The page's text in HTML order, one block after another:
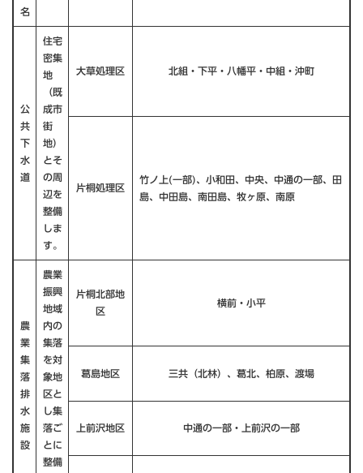
名
公
共
下
水
道
住宅
密集
地
（既
成市
街
地）
とそ
の周
辺を
整備
しま
す。
大草処理区 北組・下平・八幡平・中組・沖町
片桐処理区
竹ノ上(一部)、小和田、中央、中通の一部、田
島、中田島、南田島、牧ヶ原、南原
農
業
集
落
排
水
施
設
農業
振興
地域
内の
集落
を対
象地
区と
し集
落ご
とに
整備
片桐北部地
区
横前・小平
葛島地区 三共（北林）、葛北、柏原、渡場
上前沢地区 中通の一部・上前沢の一部